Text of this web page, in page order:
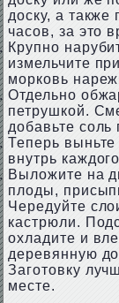
доску, а также
часов, за это
Крупно
измельчите
морковь
Отдельно
петрушкой.
добавьте соль
Теперь
внутрь
Выложите на
плоды,
Чередуйте
кастрюли.
охладите и
деревянную
Заготовку
месте.